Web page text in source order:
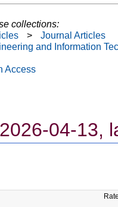
collections:
>
Journal Articles
and Information
Access
04-13,